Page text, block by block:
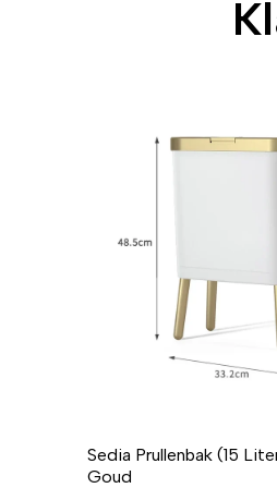
Sedia Prullenbak (15
Goud